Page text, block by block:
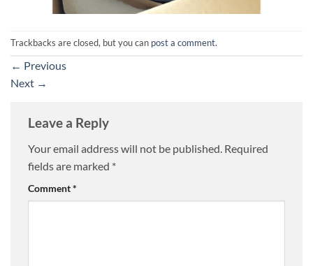
Trackbacks are closed, but you can post a comment.
← Previous
Next →
Leave a Reply
Your email address will not be published. Required
fields are marked *
Comment*